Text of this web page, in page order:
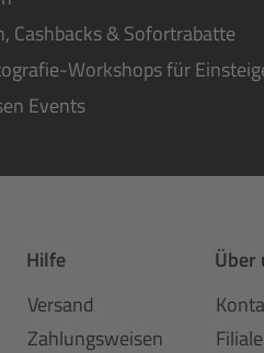
Cashbacks & Sofortrabatte
Workshops für
Events
Hilfe
Versand
Zahlungsweisen
Über